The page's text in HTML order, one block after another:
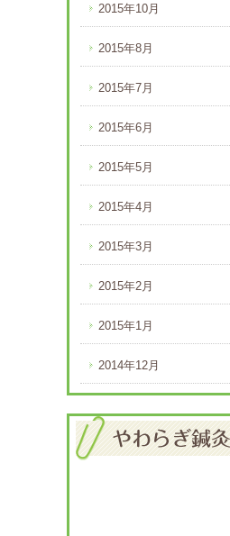
2015年10月
2015年8月
2015年7月
2015年6月
2015年5月
2015年4月
2015年3月
2015年2月
2015年1月
2014年12月